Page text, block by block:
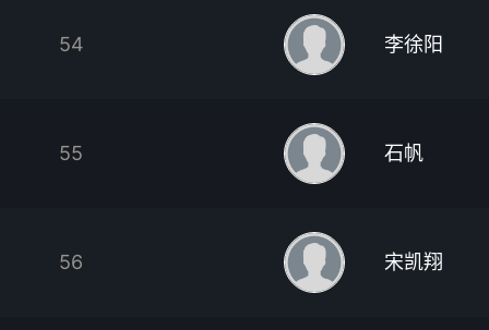
54 李徐阳
55 石帆
56 宋凯翔